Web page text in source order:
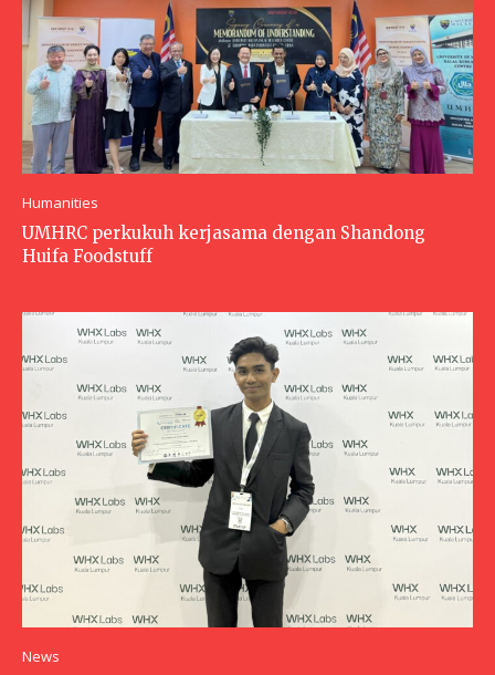
Humanities
UMHRC perkukuh kerjasama dengan Shandong
Huifa Foodstuff
News